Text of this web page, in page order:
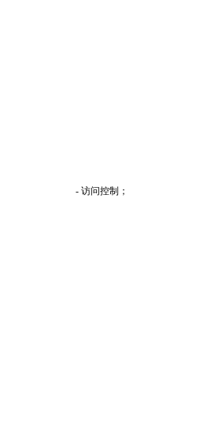
- 访问控制；